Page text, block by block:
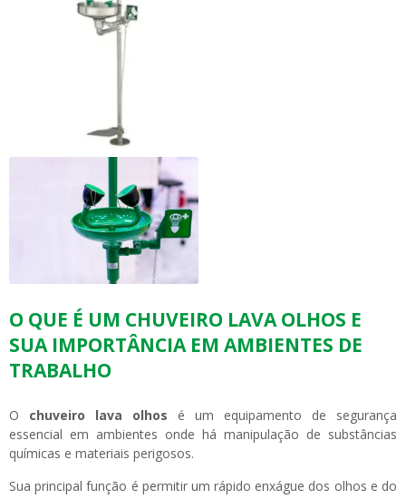
O QUE É UM CHUVEIRO LAVA OLHOS E
SUA IMPORTÂNCIA EM AMBIENTES DE
TRABALHO
O chuveiro lava olhos é um equipamento de segurança
essencial em ambientes onde há manipulação de substâncias
químicas e materiais perigosos.
Sua principal função é permitir um rápido enxágue dos olhos e do